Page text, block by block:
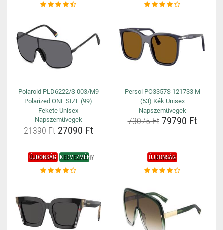
Polaroid PLD6222/S 003/M9
Polarized ONE SIZE (99)
Fekete Unisex
Napszemüvegek
21390 Ft27090 Ft
Persol PO3357S 121733 M
(53) Kék Unisex
Napszemüvegek
73075 Ft79790 Ft
ÚJDONSÁG KEDVEZMÉNY ÚJDONSÁG